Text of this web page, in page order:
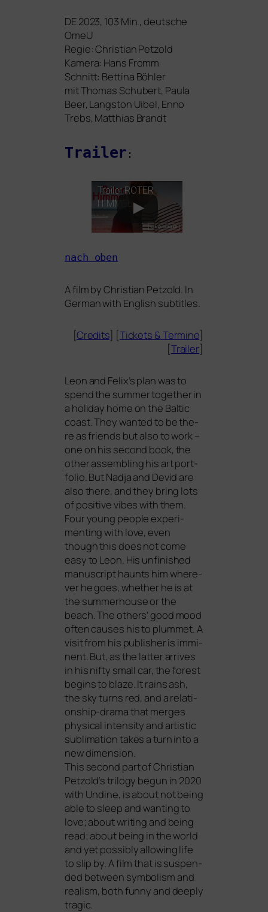
DE2023, 103 Min., deut­sche
OmeU
Regie: Christian Petzold
Kamera: Hans Fromm
Schnitt: Bettina Böhler
mit Thomas Schubert, Paula
Beer, Langston Uibel, Enno
Trebs, Matthias Brandt
Trailer :
TrailerROTER
HIMMEL
nach oben
A film by Christian Petzold. In
German with English subtitles.
[Credits] [Tickets &Termine]
[Trailer]
Leon and Felix’s plan was to
spend the sum­mer tog­e­ther in
a holi­day home on the Baltic
coast. They wan­ted to be the­
re as fri­ends but also to work –
one on his second book, the
other assembling his art port­
fo­lio. But Nadja and Devid are
also the­re, and they bring lots
of posi­ti­ve vibes with them.
Four young peo­p­le expe­ri­
men­ting with love, even
though this does not come
easy to Leon. His unfi­nis­hed
manu­script haunts him whe­re­
ver he goes, whe­ther he is at
the sum­mer­house or the
beach. The others’ good mood
often cau­ses his to plum­met. A
visit from his publisher is immi­
nent. But, as the lat­ter arri­ves
in his nif­ty small car, the forest
beg­ins to bla­ze. It rains ash,
the sky turns red, and a rela­ti­
onship-dra­ma that mer­ges
phy­si­cal inten­si­ty and artis­tic
sub­li­ma­ti­on takes a turn into a
new dimen­si­on.
This second part of Christian
Petzold’s tri­lo­gy begun in 2020
with Undine, is about not being
able to sleep and wan­ting to
love; about wri­ting and being
read; about being in the world
and yet pos­si­bly allo­wing life
to slip by. A film that is sus­pen­
ded bet­ween sym­bo­lism and
rea­lism, both fun­ny and deep­ly
tragic.